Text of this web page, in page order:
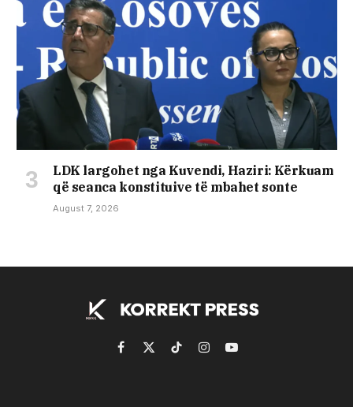
LDK largohet nga Kuvendi, Haziri: Kërkuam
që seanca konstituive të mbahet sonte
August 7, 2026
Facebook
X
TikTokInstagramYouTube